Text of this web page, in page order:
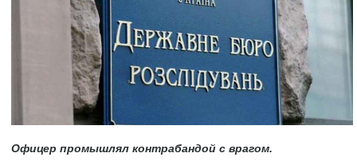
Офицер промышлял контрабандой с врагом.